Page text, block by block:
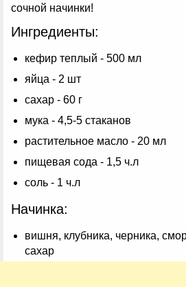
сочной начинки!
Ингредиенты:
кефир теплый - 500 мл
яйца - 2 шт
сахар - 60 г
мука - 4,5-5 стаканов
растительное масло - 20 мл
пищевая сода - 1,5 ч.л
соль - 1 ч.л
Начинка:
вишня, клубника, черника,
сахар